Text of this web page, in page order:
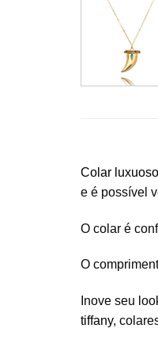
Colar luxuoso
e é possível
O colar é
O
Inove seu
tiffany,